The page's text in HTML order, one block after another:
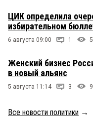
ЦИК определила
избирательном
6 августа 09:00 1
Женский бизнес
в новый альянс
5 августа 11:14 3
Все новости политики →